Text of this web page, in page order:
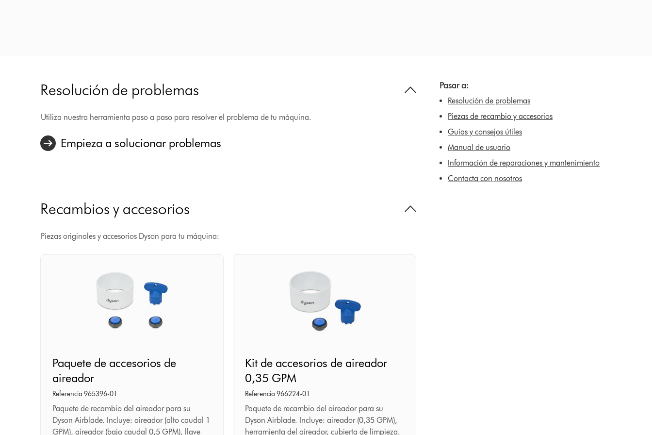
Pasar a:
Resolución de problemas
Piezas de recambio y accesorios
Guías y consejos útiles
Manual de usuario
Información de reparaciones y mantenimiento
Contacta con nosotros
Resolución de problemas
Utiliza nuestra herramienta paso a paso para resolver el problema de tu máquina.
Empieza a solucionar problemas
Recambios y accesorios
Piezas originales y accesorios Dyson para tu máquina:
de
accesorios
de
aireador
Paquete de accesorios de
aireador
Referencia 965396-01
Paquete de recambio del aireador para su
Dyson Airblade. Incluye: aireador (alto caudal 1
GPM), aireador (bajo caudal 0,5 GPM), llave
de
accesorios
de
aireador
0,35
Kit de accesorios de aireador
0,35 GPM
Referencia 966224-01
Paquete de recambio del aireador para su
Dyson Airblade. Incluye: aireador (0,35 GPM),
herramienta del aireador, cubierta de limpieza.